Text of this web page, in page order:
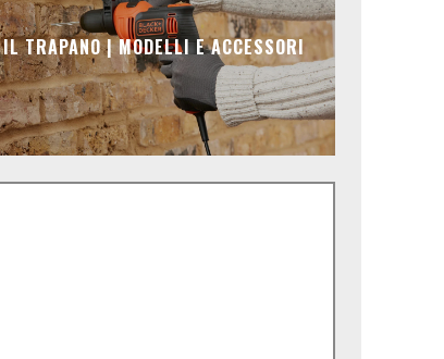
IL TRAPANO | MODELLI E ACCESSORI